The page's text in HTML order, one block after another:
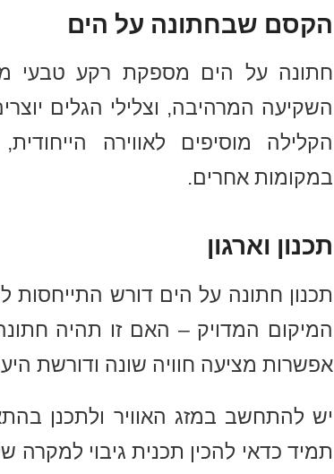
הקסם שבחתונה על הים
חתונה על הים מספקת רקע טבעי
השקיעה המרהיבה, וצלילי הגלים
הקלילה מוסיפים לאווירה
במקומות אחרים.
תכנון וארגון
תכנון חתונה על הים דורש התייחסות
המיקום המדויק – האם זו תהיה
אפשרות מציעה חוויה שונה ודורשת
יש להתחשב במזג האוויר ולתכנן
תמיד כדאי להכין תכנית גיבוי